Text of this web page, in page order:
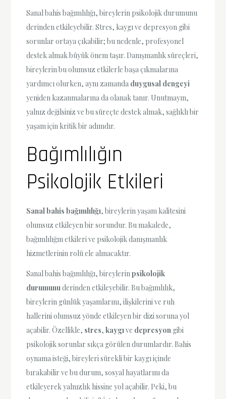
Sanal bahis bağımlılığı, bireylerin psikolojik durumunu
derinden etkileyebilir. Stres, kaygı ve depresyon gibi
sorunlar ortaya çıkabilir; bu nedenle, profesyonel
destek almak büyük önem taşır. Danışmanlık süreçleri,
bireylerin bu olumsuz etkilerle başa çıkmalarına
yardımcı olurken, aynı zamanda duygusal dengeyi
yeniden kazanmalarına da olanak tanır. Unutmayın,
yalnız değilsiniz ve bu süreçte destek almak, sağlıklı bir
yaşam için kritik bir adımdır.
Bağımlılığın
Psikolojik Etkileri
Sanal bahis bağımlılığı, bireylerin yaşam kalitesini
olumsuz etkileyen bir sorundur. Bu makalede,
bağımlılığın etkileri ve psikolojik danışmanlık
hizmetlerinin rolü ele alınacaktır.
Sanal bahis bağımlılığı, bireylerinpsikolojik
durumunu derinden etkileyebilir. Bu bağımlılık,
bireylerin günlük yaşamlarını, ilişkilerini ve ruh
hallerini olumsuz yönde etkileyen bir dizi soruna yol
açabilir. Özellikle, stres,kaygı ve depresyon gibi
psikolojik sorunlar sıkça görülen durumlardır. Bahis
oynama isteği, bireyleri sürekli bir kaygı içinde
bırakabilir ve bu durum, sosyal hayatlarını da
etkileyerek yalnızlık hissine yol açabilir. Peki, bu